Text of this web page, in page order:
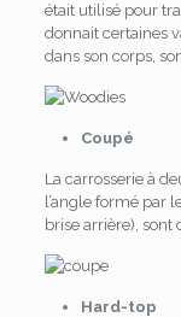
était utilisé pour
donnait certaines
dans son corps,
Coupé
La carrosserie à
l’angle formé par
brise arrière),
Hard-top